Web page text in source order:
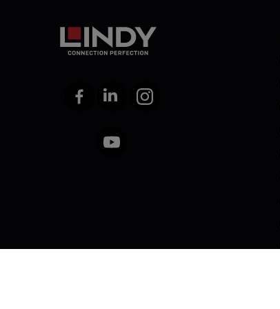
FacebookLinkedInInstagram
YouTube